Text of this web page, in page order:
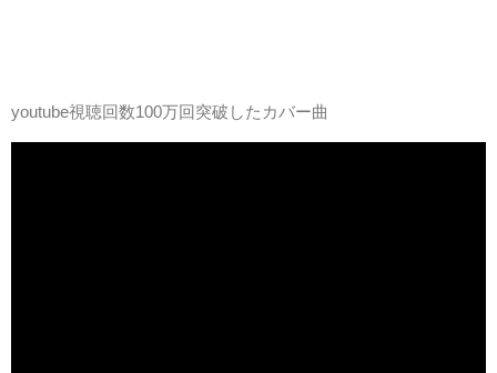
youtube視聴回数100万回突破したカバー曲